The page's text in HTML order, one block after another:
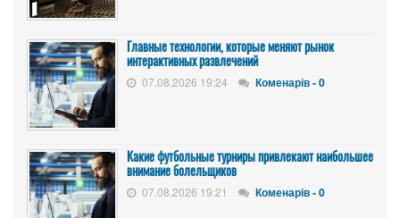
Главные технологии, которые меняют рынок
интерактивных развлечений
07.08.2026 19:24 Коменарів - 0
Какие футбольные турниры привлекают наибольшее
внимание болельщиков
07.08.2026 19:21 Коменарів - 0